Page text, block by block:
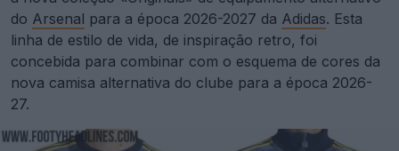
do Arsenal para a época 2026-2027 da Adidas. Esta
linha de estilo de vida, de inspiração retro, foi
concebida para combinar com o esquema de cores da
nova camisa alternativa do clube para a época 2026-
27.